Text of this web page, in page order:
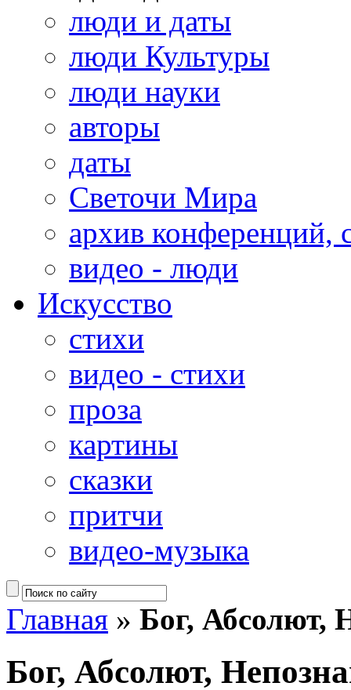
люди и даты
люди Культуры
люди науки
авторы
даты
Светочи Мира
архив конференций,
видео - люди
Искусство
стихи
видео - стихи
проза
картины
сказки
притчи
видео-музыка
Главная » Бог, Абсолют,
Бог, Абсолют,